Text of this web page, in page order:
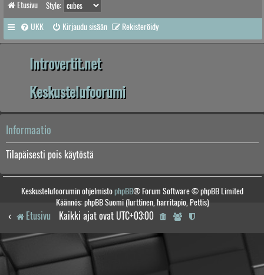
Etusivu Style:
UKK Kirjaudu sisään Rekisteröidy
Introvertit.net
Keskustelufoorumi
Informaatio
Tilapäisesti pois käytöstä
Keskustelufoorumin ohjelmistophpBB® Forum Software © phpBB Limited
Käännös: phpBB Suomi (lurttinen, harritapio, Pettis)
Etusivu Kaikki ajat ovat UTC+03:00